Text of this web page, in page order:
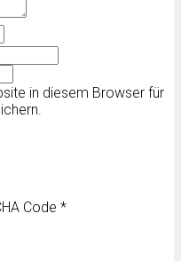
in diesem Browser für
Code *